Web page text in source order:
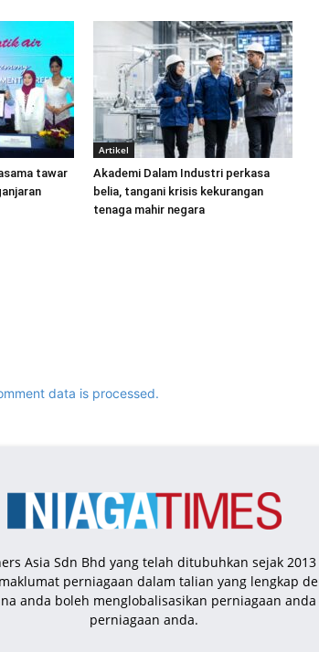
tawar
Artikel
Akademi Dalam Industri perkasa
belia, tangani krisis kekurangan
tenaga mahir negara
data is processed.
Asia Sdn Bhd yang telah ditubuhkan sejak
perniagaan dalam talian yang lengkap
anda boleh menglobalisasikan perniagaan
perniagaan anda.